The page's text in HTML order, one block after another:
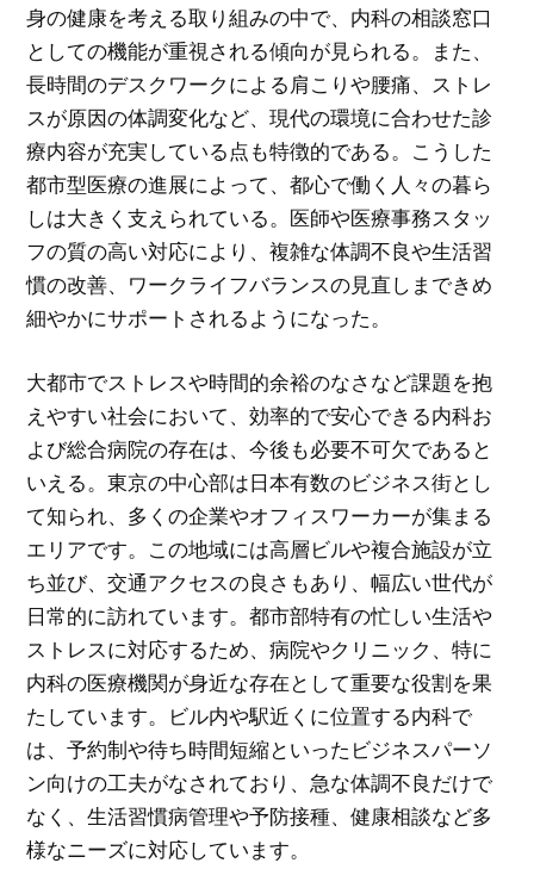
身の健康を考える取り組みの中で、内科の相談窓口
としての機能が重視される傾向が見られる。また、
長時間のデスクワークによる肩こりや腰痛、ストレ
スが原因の体調変化など、現代の環境に合わせた診
療内容が充実している点も特徴的である。こうした
都市型医療の進展によって、都心で働く人々の暮ら
しは大きく支えられている。医師や医療事務スタッ
フの質の高い対応により、複雑な体調不良や生活習
慣の改善、ワークライフバランスの見直しまできめ
細やかにサポートされるようになった。
大都市でストレスや時間的余裕のなさなど課題を抱
えやすい社会において、効率的で安心できる内科お
よび総合病院の存在は、今後も必要不可欠であると
いえる。東京の中心部は日本有数のビジネス街とし
て知られ、多くの企業やオフィスワーカーが集まる
エリアです。この地域には高層ビルや複合施設が立
ち並び、交通アクセスの良さもあり、幅広い世代が
日常的に訪れています。都市部特有の忙しい生活や
ストレスに対応するため、病院やクリニック、特に
内科の医療機関が身近な存在として重要な役割を果
たしています。ビル内や駅近くに位置する内科で
は、予約制や待ち時間短縮といったビジネスパーソ
ン向けの工夫がなされており、急な体調不良だけで
なく、生活習慣病管理や予防接種、健康相談など多
様なニーズに対応しています。